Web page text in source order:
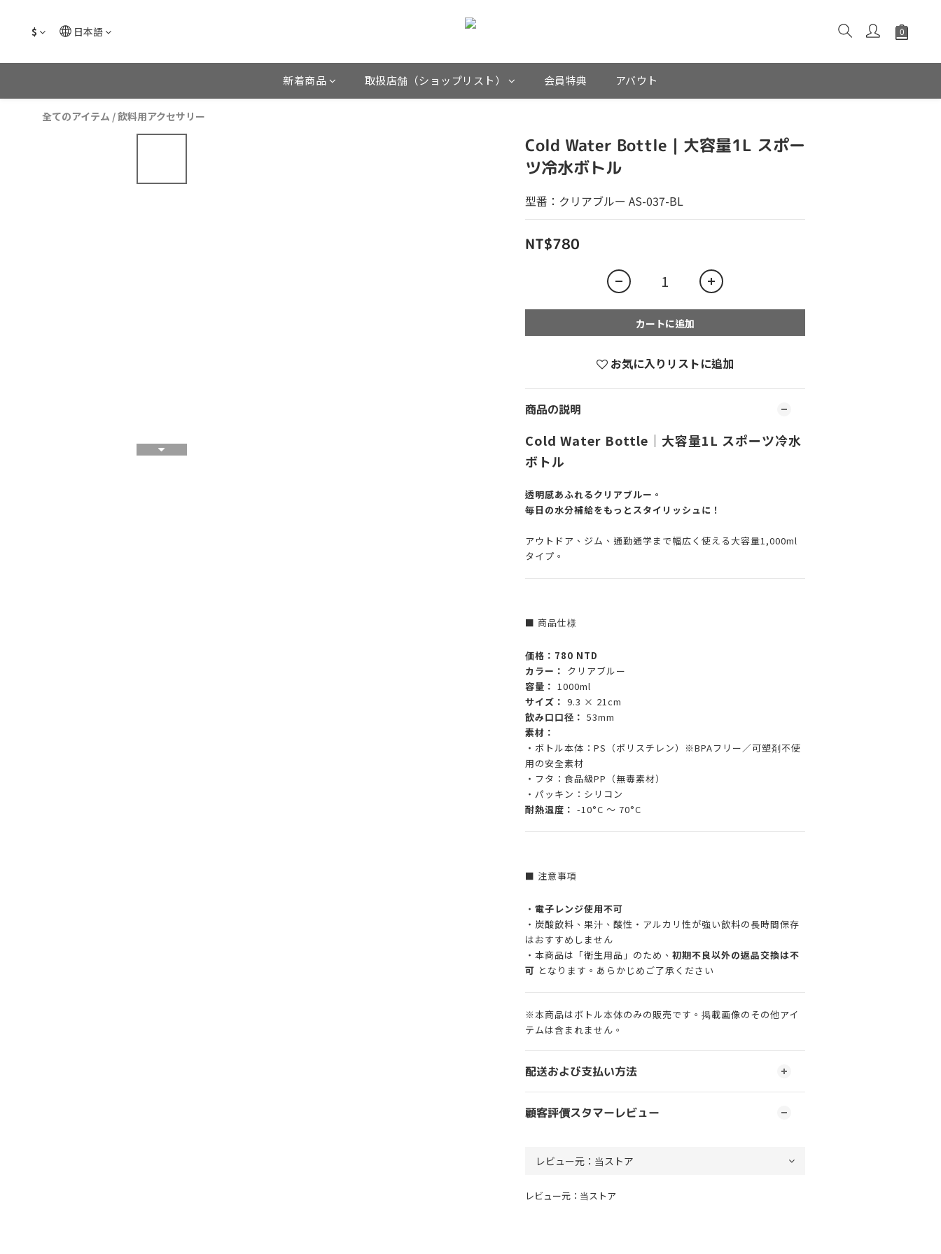
$ 日本語
新着商品 取扱店舗（ショップリスト） 会員特典 アバウト
全てのアイテム /飲料用アクセサリー
Cold Water Bottle｜大容量1L スポー
ツ冷水ボトル
型番：クリアブルー AS-037-BL
NT$780
カートに追加
お気に入りリストに追加
商品の説明
Cold Water Bottle｜大容量1L スポーツ冷水
ボトル
透明感あふれるクリアブルー。
毎日の水分補給をもっとスタイリッシュに！
アウトドア、ジム、通勤通学まで幅広く使える大容量1,000ml
タイプ。
■ 商品仕様
価格：780 NTD
カラー： クリアブルー
容量： 1000ml
サイズ： 9.3 × 21cm
飲み口口径： 53mm
素材：
・ボトル本体：PS（ポリスチレン）※BPAフリー／可塑剤不使
用の安全素材
・フタ：食品級PP（無毒素材）
・パッキン：シリコン
耐熱温度： -10°C 〜 70°C
■ 注意事項
・ 電子レンジ使用不可
・炭酸飲料、果汁、酸性・アルカリ性が強い飲料の長時間保存
はおすすめしません
・本商品は「衛生用品」のため、 初期不良以外の返品交換は不
可 となります。あらかじめご了承ください
※本商品はボトル本体のみの販売です。掲載画像のその他アイ
テムは含まれません。
配送および支払い方法
顧客評價スタマーレビュー
レビュー元：当ストア